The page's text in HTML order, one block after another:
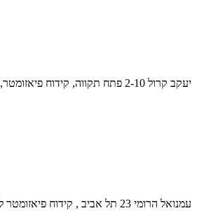
יעקב קרול 2-10 פתח תקווה, קידוח פיאזומטר, השפלת מי תהום
עמנואל הרומי 23 תל אביב , קידוח פיאזומטר לעומק 15 מטר